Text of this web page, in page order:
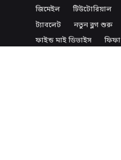
জিমেইল
টিউটোরিয়াল
ট্যাবলেট
নতুন ব্লগ শুরু
ফাইন্ড মাই ডিভাইস
ফিফা